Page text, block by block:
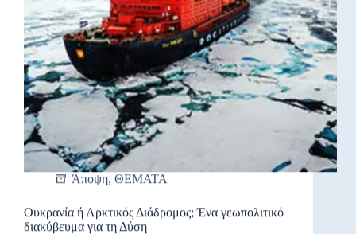
Άποψη, ΘΕΜΑΤΑ
Ουκρανία ή Αρκτικός Διάδρομος; Ένα γεωπολιτικό
διακύβευμα για τη Δύση